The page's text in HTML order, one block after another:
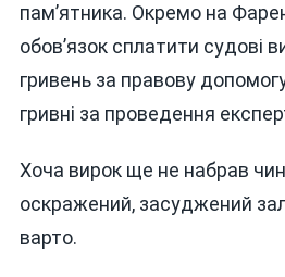
пам’ятника. Окремо на
обов’язок сплатити судові
гривень за правову
гривні за проведення
Хоча вирок ще не набрав
оскражений, засуджений
варто.